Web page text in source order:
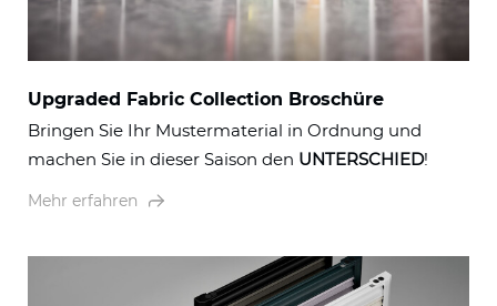
Upgraded Fabric Collection Broschüre
Bringen Sie Ihr Muster­material in Ordnung und
machen Sie in dieser Saison den UNTERSCHIED!
Mehr erfahren